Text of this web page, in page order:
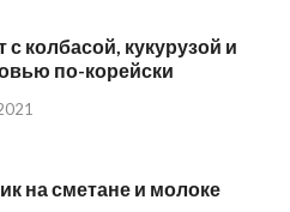
с колбасой, кукурузой и
по-корейски
на сметане и молоке